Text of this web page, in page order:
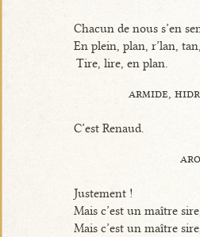
Chacun de nous s’en
En plein, plan, r’lan,
Tire, lire, en plan.
armide,
C’est Renaud.
Justement !
Mais c’est un maître
Mais c’est un maître